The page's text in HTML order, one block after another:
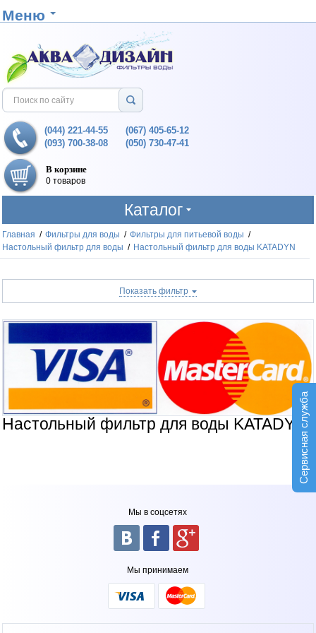
Сервисная служба
Меню
(044) 221-44-55
(093) 700-38-08
(067) 405-65-12
(050) 730-47-41
В корзине
0 товаров
Каталог
Главная / Фильтры для воды / Фильтры для питьевой воды /
Настольный фильтр для воды / Настольный фильтр для воды KATADYN
Показать фильтр
Настольный фильтр для воды KATADYN
Мы в соцсетях
Мы принимаем